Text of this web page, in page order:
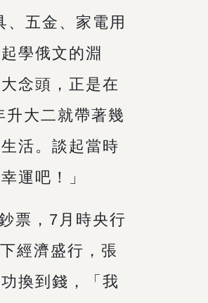
五金、家電用
學俄文的淵
念頭，正是在
大二就帶著幾
活。談起當時
運吧！」
票，7月時央行
經濟盛行，張
換到錢，「我